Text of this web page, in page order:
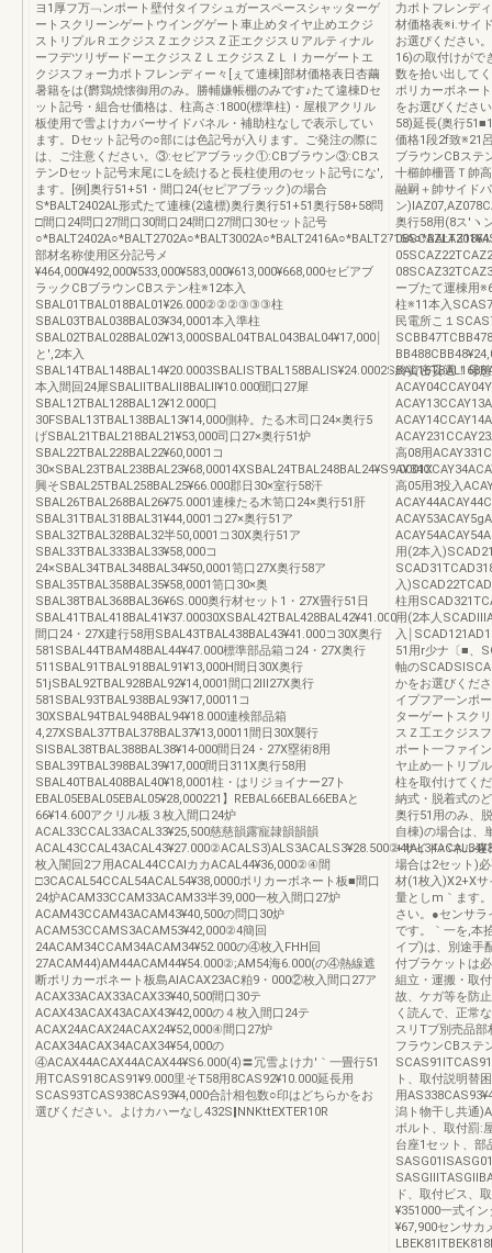
ヨ1厚フ万﹁ンポート壁付タイフシュガースペースシャッターゲ
ートスクリーンゲートウイングゲート車止めタイヤ止めエクジ
ストリプルＲエクジスＺエクジスＺ正エクジスＵアルティナル
ーフデツリザードーエクジスＺＬエクジスＺＬＩカーゲートエ
クジスフォー力ポトフレンディー々[ぇて連棟]部材価格表日杏繭
暑籍をは(欝鶏焼懐御用のみ。勝輔嫌帳棚のみです♪たて違棟Dセ
ット記号・組合せ価格は、柱高さ:1800(標準柱)・屋根アクリル
板使用で雪よけカバーサイドパネル・補助柱なしで表示してい
ます。Dセット記号の○部には色記号が入ります。ご発注の際に
は、ご注意ください。③:セビアブラック①:CBブラウン③:CBス
テンDセット記号末尾にLを続けると長柱使用のセット記号にな',
ます。[例]奥行51+51・間口24(セピアブラック)の場合
S*BALT2402AL形式たて連棟(2遠標)奥行奥行51+51奥行58+58問
□間口24問口27間口30間口24間口27間口30セット記号
○*BALT2402A○*BALT2702A○*BALT3002A○*BALT2416A○*BALT2716A○*BALT3016A
部材名称使用区分記号メ
¥464,000¥492,000¥533,000¥583,000¥613,000¥668,000セビアブ
ラックCBブラウンCBステン柱※12本入
SBAL01TBAL018BAL01¥26.000②②②③③③柱
SBAL03TBAL038BAL03¥34,0001本入準柱
SBAL02TBAL028BAL02¥13,000SBAL04TBAL043BAL04¥17,000￨
と',2本入
本入間回24犀SBALllTBALll8BALll¥10.000聞口27犀
SBAL12TBAL128BAL12¥12.000口
30FSBAL13TBAL138BAL13¥14,000側枠。たる木司口24×奥行5
げSBAL21TBAL218BAL21¥53,000司口27×奥行51炉
SBAL22TBAL228BAL22¥60,0001コ
30×SBAL23TBAL238BAL23¥68,00014XSBAL24TBAL248BAL24¥S9.0001X
興そSBAL25TBAL258BAL25¥66.000郡日30×室行58汗
SBAL26TBAL268BAL26¥75.0001連棟たる木笥口24×奥行51肝
SBAL31TBAL318BAL31¥44,0001コ27×奥行51ア
SBAL32TBAL328BAL32半50,0001コ30X奥行51ア
SBAL33TBAL333BAL33¥58,000コ
24×SBAL34TBAL348BAL34¥50,0001笥口27X奥行58ア
SBAL35TBAL358BAL35¥58,0001笥口30×奥
SBAL38TBAL368BAL36¥6S.000奥行材セット1・27X畳行51日
SBAL41TBAL418BAL41¥37.00030XSBAL42TBAL428BAL42¥41.000
間口24・27X建行58用SBAL43TBAL438BAL43¥41.000コ30X奥行
581SBAL44TBAM48BAL44¥47.000標準部品箱コ24・27X奥行
511SBAL91TBAL918BAL91¥13,000H間日30X奥行
51jSBAL92TBAL928BAL92¥14,0001間口2Ⅲ27X奥行
581SBAL93TBAL938BAL93¥17,00011コ
30XSBAL94TBAL948BAL94¥18.000連検部品箱
4,27XSBAL37TBAL378BAL37¥13,00011間日30X襲行
SlSBAL38TBAL388BAL38¥14‐000間日24・27X塁術8用
SBAL39TBAL398BAL39¥17,000間日311X奥行58用
SBAL40TBAL408BAL40¥18,0001柱・はリジョイナー27ト
EBAL05EBAL05EBAL05¥28,000221】REBAL66EBAL66EBAと
66¥14.600アクリル板３枚入間口24炉
ACAL33CCAL33ACAL33¥25,500慈慈韻露寵隷韻韻韻
枚入闇回2フ用ACAL44CCAIカカACAL44¥36,000②④間
□3CACAL54CCAL54ACAL54¥38,0000ポリカーボネート板■間口
24炉ACAM33CCAM33ACAM33半39,000一枚入間口27炉
ACAM43CCAM43ACAM43¥40,500の問口30炉
ACAM53CCAMS3ACAM53¥42,000②4簡回
24ACAM34CCAM34ACAM34¥52.000の④枚入FHH回
27ACAM44)AM44ACAM44¥54.000②;AM54海6.000(の④熱線遮
断ポリカーボネート板島AIACAX23AC粕9・000②枚入間口27ア
ACAX33ACAX33ACAX33¥40,500間口30テ
ACAX43ACAX43ACAX43¥42,000の４枚入間口24テ
ACAX24ACAX24ACAX24¥52,000④間口27炉
ACAX34ACAX34ACAX34¥54,000の
④ACAX44ACAX44ACAX44¥S6.000(4)〓冗雪よけ力′｀一畳行51
用TCAS918CAS91¥9.000里そT58用8CAS92¥10.000延長用
SCAS93TCAS938CAS93¥4,000合計相包数○印はどちらかをお
選びください。よけカハーなし432S‖NNKttEXTER10R
力ポトフレンデ
材価格表※i.サイ
お選ぴください
16)の取付けがで
数を拾い出して
ポリカーボネー
をお選びくださ
58)延長(奥行
価格1段2f致※21
ブラウンCBステ
十櫛帥柵晋Ｔ帥
融嗣＋帥サイド
ン
奥行58用(8ス′ヽ
ーブたて運棟用
柱※11本入
民電所こ１
終資密妥選！母
高08用
高05用3投入
用(2本入
入
柱用
用(2本人
入￨
51用r少ナ〔■
軸の
かをお選びくだ
イプフア一ンポ
ターゲートスク
スＺ工エクジス
ポート一ファイ
ヤ止め一トリプ
柱を取付けてく
納式・脱着式の
奥行51用のみ、
自棟)の場合は、
+サイドパネル違
場合は2セット)
材(1枚入)X2+X
量としm｀ます
さい。●センサラ
です。｀一を,本
イプ)は、別途手
付ブラケットは
組立・運搬・取
故、ケガ等を防
く読んで、正常
スリTブ別売品
フラウンCBステ
ト、取付説明替
用
潟ト物干し共通
ボルト、取付罰:
台座1セット、部
ド、取付ビス、
¥351000一式イ
¥67,900センサカ